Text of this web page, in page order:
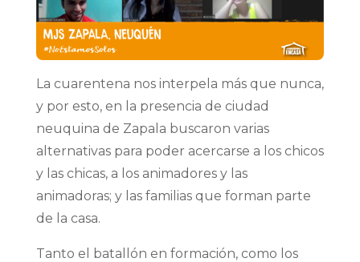
La cuarentena nos interpela más que nunca,
y por esto, en la presencia de ciudad
neuquina de Zapala buscaron varias
alternativas para poder acercarse a los chicos
y las chicas, a los animadores y las
animadoras; y las familias que forman parte
de la casa.
Tanto el batallón en formación, como los